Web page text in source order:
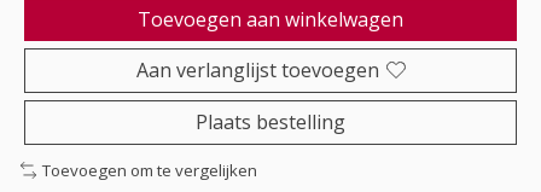
Toevoegen aan winkelwagen
Aan verlanglijst toevoegen
Plaats bestelling
Toevoegen om te vergelijken